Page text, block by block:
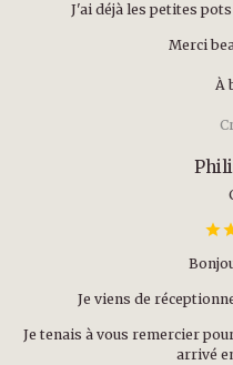
J'ai déjà les petites
Merci
À
Je viens de
Je tenais à vous remercier
arrivé